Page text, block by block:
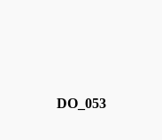
DO_053